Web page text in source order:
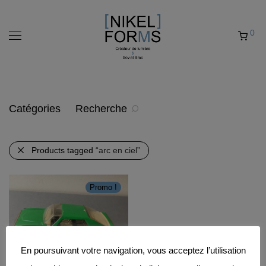
0
Catégories Recherche
Products tagged “arc en ciel”
Promo !
En poursuivant votre navigation, vous acceptez l’utilisation